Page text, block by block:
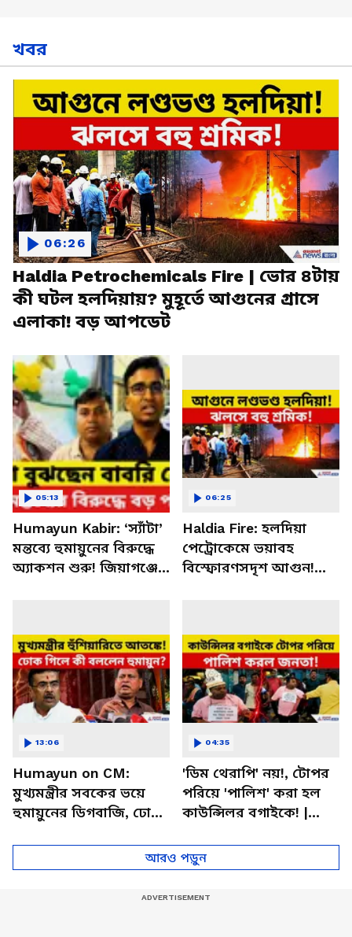
খবর
Haldia Petrochemicals Fire | ভোর ৪টায়
কী ঘটল হলদিয়ায়? মুহূর্তে আগুনের গ্রাসে
এলাকা! বড় আপডেট
06:26
Humayun Kabir: ‘স্যাঁটা’
মন্তব্যে হুমায়ুনের বিরুদ্ধে
অ্যাকশন শুরু! জিয়াগঞ্জে
05:13
Haldia Fire: হলদিয়া
পেট্রোকেমে ভয়াবহ
বিস্ফোরণসদৃশ আগুন!
06:25
Humayun on CM:
মুখ্যমন্ত্রীর সবকের ভয়ে
হুমায়ুনের ডিগবাজি, ঢোক
13:06
'ডিম থেরাপি' নয়!, টোপর
পরিয়ে 'পালিশ' করা হল
কাউন্সিলর বগাইকে! |
BJP News
04:35
আরও পড়ুন